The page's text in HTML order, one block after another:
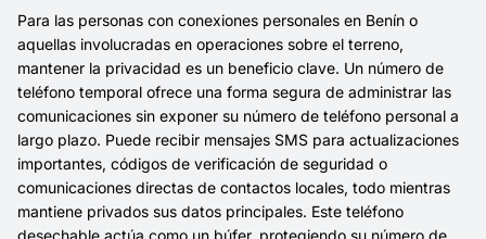
Para las personas con conexiones personales en Benín o
aquellas involucradas en operaciones sobre el terreno,
mantener la privacidad es un beneficio clave. Un número de
teléfono temporal ofrece una forma segura de administrar las
comunicaciones sin exponer su número de teléfono personal a
largo plazo. Puede recibir mensajes SMS para actualizaciones
importantes, códigos de verificación de seguridad o
comunicaciones directas de contactos locales, todo mientras
mantiene privados sus datos principales. Este teléfono
desechable actúa como un búfer, protegiendo su número de